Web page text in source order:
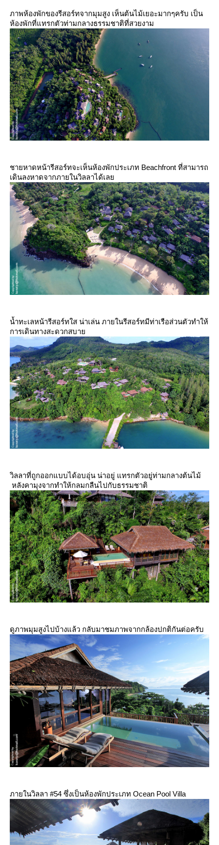
ภาพห้องพักของรีสอร์ทจากมุมสูง เห็นต้นไม้เยอะมากๆครับ เป็น
ห้องพักที่แทรกตัวท่ามกลางธรรมชาติที่สวยงาม
ชายหาดหน้ารีสอร์ทจะเห็นห้องพักประเภท Beachfront ที่สามารถ
เดินลงหาดจากภายในวิลลาได้เล
น้ำทะเลหน้ารีสอร์ทใส น่าเล่น ภายในรีสอร์ทมีท่าเรือส่วนตัวทำให้
การเดินทางสะดวกสบา
วิลลาที่ถูกออกแบบได้อบอุ่น น่าอยู่ แทรกตัวอยู่ท่ามกลางต้นไม้
หลังคามุงจากทำให้กลมกลืนไปกับธรรมชาติ
ดูภาพมุมสูงไปบ้างแล้ว กลับมาชมภาพจากกล้องปกติกันต่อครับ
ภายในวิลลา #54 ซึ่งเป็นห้องพักประเภท Ocean Pool Villa